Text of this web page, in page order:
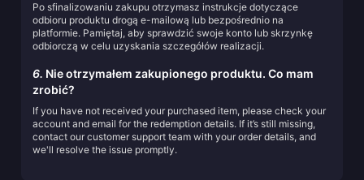
Po sfinalizowaniu zakupu otrzymasz instrukcje dotyczące
odbioru produktu drogą e-mailową lub bezpośrednio na
platformie. Pamiętaj, aby sprawdzić swoje konto lub skrzynkę
odbiorczą w celu uzyskania szczegółów realizacji.
6. Nie otrzymałem zakupionego produktu. Co mam
zrobić?
If you have not received your purchased item, please check your
account and email for the redemption details. If it’s still missing,
contact our customer support team with your order details, and
we'll resolve the issue promptly.